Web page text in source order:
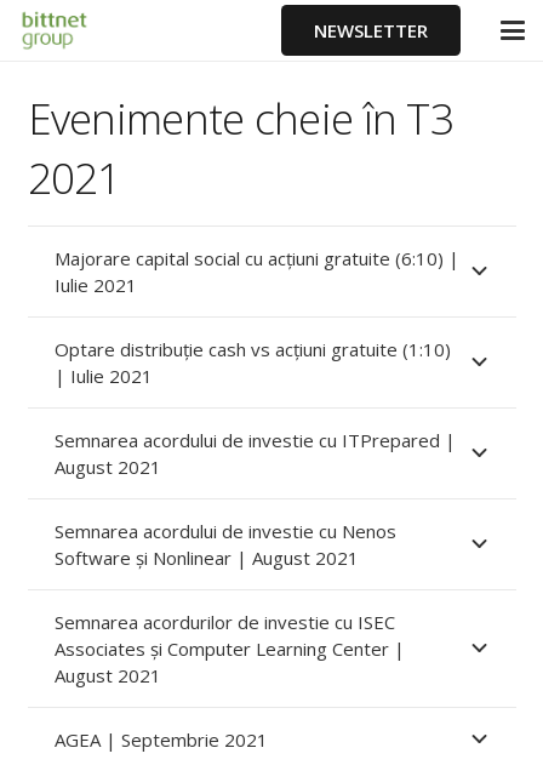
NEWSLETTER
Evenimente cheie în T3
2021
Majorare capital social cu acțiuni gratuite (6:10) |
Iulie 2021
Optare distribuție cash vs acțiuni gratuite (1:10)
| Iulie 2021
Semnarea acordului de investie cu ITPrepared |
August 2021
Semnarea acordului de investie cu Nenos
Software și Nonlinear | August 2021
Semnarea acordurilor de investie cu ISEC
Associates și Computer Learning Center |
August 2021
AGEA | Septembrie 2021